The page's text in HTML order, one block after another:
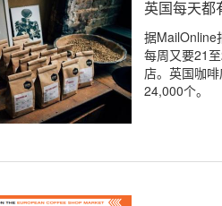
英国每天都
据MailOnline
每周又要21
店。英国咖
24,000个。